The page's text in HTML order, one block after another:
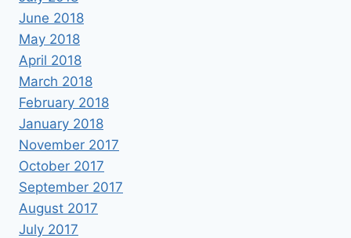
June 2018
May 2018
April 2018
March 2018
February 2018
January 2018
November 2017
October 2017
September 2017
August 2017
July 2017